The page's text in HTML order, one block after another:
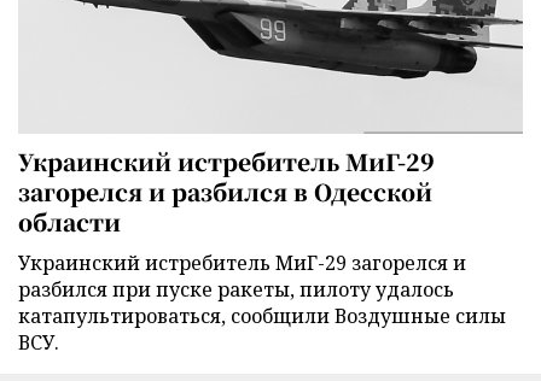
Украинский истребитель МиГ-29
загорелся и разбился в Одесской
области
Украинский истребитель МиГ-29 загорелся и
разбился при пуске ракеты, пилоту удалось
катапультироваться, сообщили Воздушные силы
ВСУ.